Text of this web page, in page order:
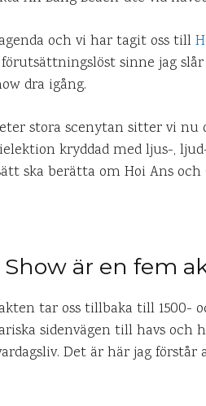
och vi har tagit oss till
sinne jag
dra igång.
stora scenytan sitter vi
kryddad med ljus-,
ska berätta om Hoi Ans
är en fem
tar oss tillbaka till 1500-
sidenvägen till havs
Det är här jag